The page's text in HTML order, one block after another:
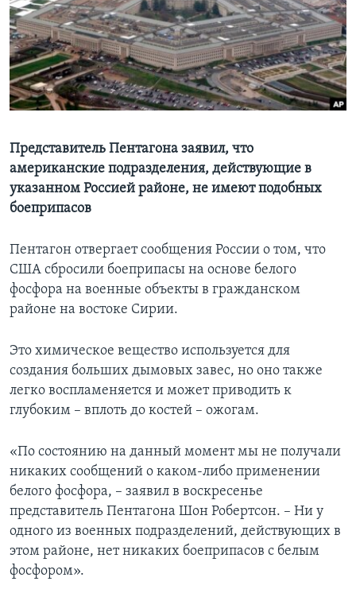
Learning English
СОЦИАЛЬНЫЕ СЕТИ
Языки
Представитель Пентагона заявил, что
американские подразделения, действующие в
указанном Россией районе, не имеют подобных
боеприпасов
Пентагон отвергает сообщения России о том, что
США сбросили боеприпасы на основе белого
фосфора на военные объекты в гражданском
районе на востоке Сирии.
Это химическое вещество используется для
создания больших дымовых завес, но оно также
легко воспламеняется и может приводить к
глубоким – вплоть до костей – ожогам.
«По состоянию на данный момент мы не получали
никаких сообщений о каком-либо применении
белого фосфора, – заявил в воскресенье
представитель Пентагона Шон Робертсон. – Ни у
одного из военных подразделений, действующих в
этом районе, нет никаких боеприпасов с белым
фосфором».